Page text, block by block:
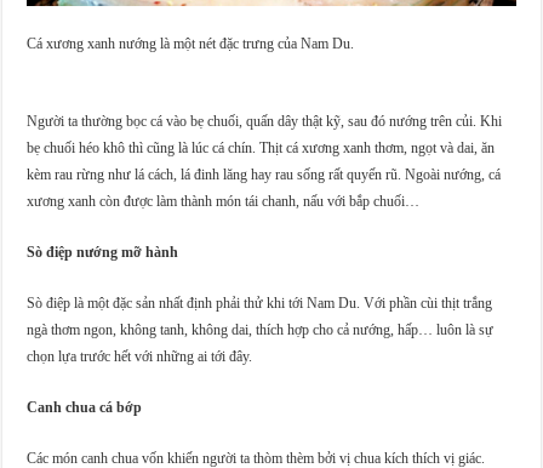
Cá xương xanh nướng là một nét đặc trưng của Nam Du.
Người ta thường bọc cá vào bẹ chuối, quấn dây thật kỹ, sau đó nướng trên củi. Khi
bẹ chuối héo khô thì cũng là lúc cá chín. Thịt cá xương xanh thơm, ngọt và dai, ăn
kèm rau rừng như lá cách, lá đinh lăng hay rau sống rất quyến rũ. Ngoài nướng, cá
xương xanh còn được làm thành món tái chanh, nấu với bắp chuối…
Sò điệp nướng mỡ hành
Sò điệp là một đặc sản nhất định phải thử khi tới Nam Du. Với phần cùi thịt trắng
ngà thơm ngon, không tanh, không dai, thích hợp cho cả nướng, hấp… luôn là sự
chọn lựa trước hết với những ai tới đây.
Canh chua cá bớp
Các món canh chua vốn khiến người ta thòm thèm bởi vị chua kích thích vị giác.